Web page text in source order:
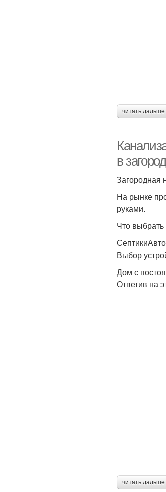
читать
в
Загородная
На рынке
руками.
Что выбрать
Выбор
Дом с
Ответив на
читать